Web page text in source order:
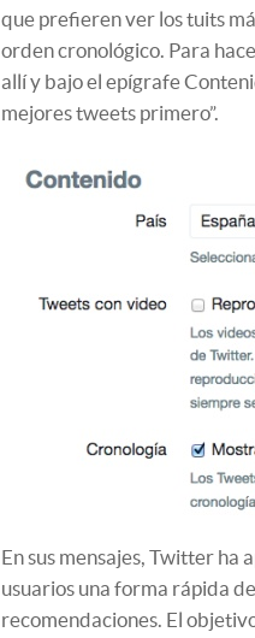
que prefieren ver los tuits
orden cronológico. Para
allí y bajo el epígrafe
mejores tweets primero”.
En sus mensajes, Twitter ha
usuarios una forma rápida
recomendaciones. El